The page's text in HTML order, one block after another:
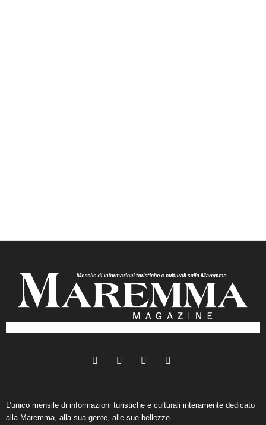
L’unico mensile di informazioni turistiche e culturali interamente dedicato
alla Maremma, alla sua gente, alle sue bellezze.